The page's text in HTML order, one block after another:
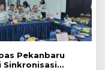
Pekanbaru
Sinkronisasi